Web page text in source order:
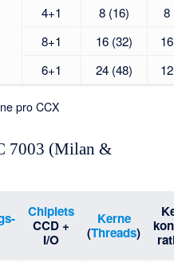
4+1 8 (16) 8
8+1 16 (32)
6+1 24 (48)
pro CCX
7003 (Milan &
Chiplets
CCD +
I/O
Kerne
(Threads)